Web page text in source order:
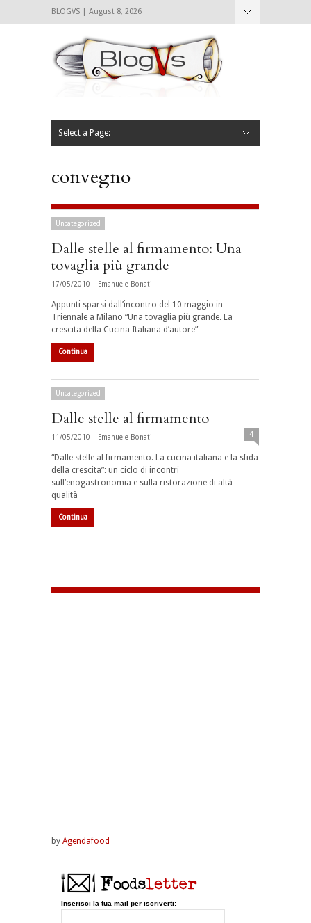
BLOGVS | August 8, 2026
Select a Page:
convegno
Uncategorized
Dalle stelle al firmamento: Una
tovaglia più grande
17/05/2010 | Emanuele Bonati
Appunti sparsi dall’incontro del 10 maggio in
Triennale a Milano “Una tovaglia più grande. La
crescita della Cucina Italiana d’autore”
Continua
Uncategorized
Dalle stelle al firmamento
11/05/2010 | Emanuele Bonati 4
“Dalle stelle al firmamento. La cucina italiana e la sfida
della crescita”: un ciclo di incontri
sull’enogastronomia e sulla ristorazione di altà
qualità
Continua
by Agendafood
Inserisci la tua mail per iscriverti: